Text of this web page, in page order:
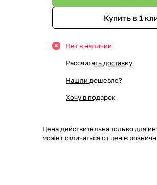
Купить в 1
Нет в наличии
Рассчитать доставку
Нашли дешевле?
Хочу в подарок
Цена действительна только для
может отличаться от цен в